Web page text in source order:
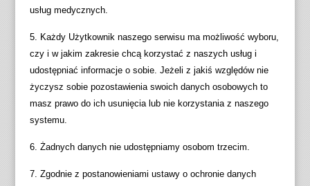
usług medycznych.
5. Każdy Użytkownik naszego serwisu ma możliwość wyboru,
czy i w jakim zakresie chcą korzystać z naszych usług i
udostępniać informacje o sobie. Jeżeli z jakiś względów nie
życzysz sobie pozostawienia swoich danych osobowych to
masz prawo do ich usunięcia lub nie korzystania z naszego
systemu.
6. Żadnych danych nie udostępniamy osobom trzecim.
7. Zgodnie z postanowieniami ustawy o ochronie danych